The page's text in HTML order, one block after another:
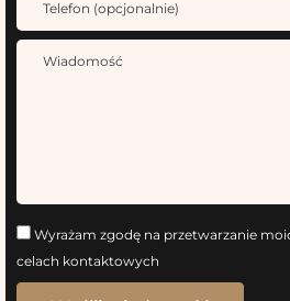
Wyrażam zgodę na przetwarzanie
celach kontaktowych